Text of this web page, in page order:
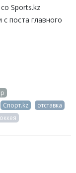
Sports.kz
поста главного
Спорт.kz
отставка